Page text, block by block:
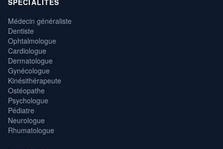
SPÉCIALITÉS
Médecin généraliste
Dentiste
Ophtalmologue
Cardiologue
Dermatologue
Gynécologue
Kinésithérapeute
Ostéopathe
Psychologue
Pédiatre
Neurologue
Rhumatologue